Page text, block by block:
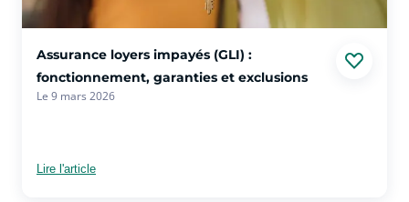
Assurance loyers impayés (GLI) :
fonctionnement, garanties et exclusions
Le 9 mars 2026
voir plus sur l'article Assurance loyers impayés (GLI) :
Lire l'article